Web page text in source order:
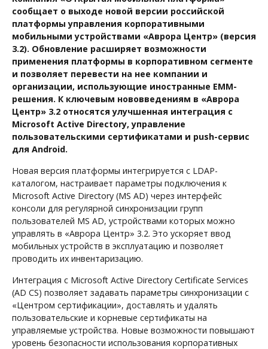
сообщает о выходе новой версии российской
платформы управления корпоративными
мобильными устройствами «Аврора Центр» (версия
3.2). Обновление расширяет возможности
применения платформы в корпоративном сегменте
и позволяет перевести на нее компании и
организации, использующие иностранные EMM-
решения. К ключевым нововведениям в «Аврора
Центр» 3.2 относятся улучшенная интеграция с
Microsoft Active Directory, управление
пользовательскими сертификатами и push-сервис
для Android.
Новая версия платформы интегрируется с LDAP-
каталогом, настраивает параметры подключения к
Microsoft Active Directory (MS AD) через интерфейс
консоли для регулярной синхронизации групп
пользователей MS AD, устройствами которых можно
управлять в «Аврора Центр» 3.2. Это ускоряет ввод
мобильных устройств в эксплуатацию и позволяет
проводить их инвентаризацию.
Интеграция с Microsoft Active Directory Certificate Services
(AD CS) позволяет задавать параметры синхронизации с
«Центром сертификации», доставлять и удалять
пользовательские и корневые сертификаты на
управляемые устройства. Новые возможности повышают
уровень безопасности использования корпоративных